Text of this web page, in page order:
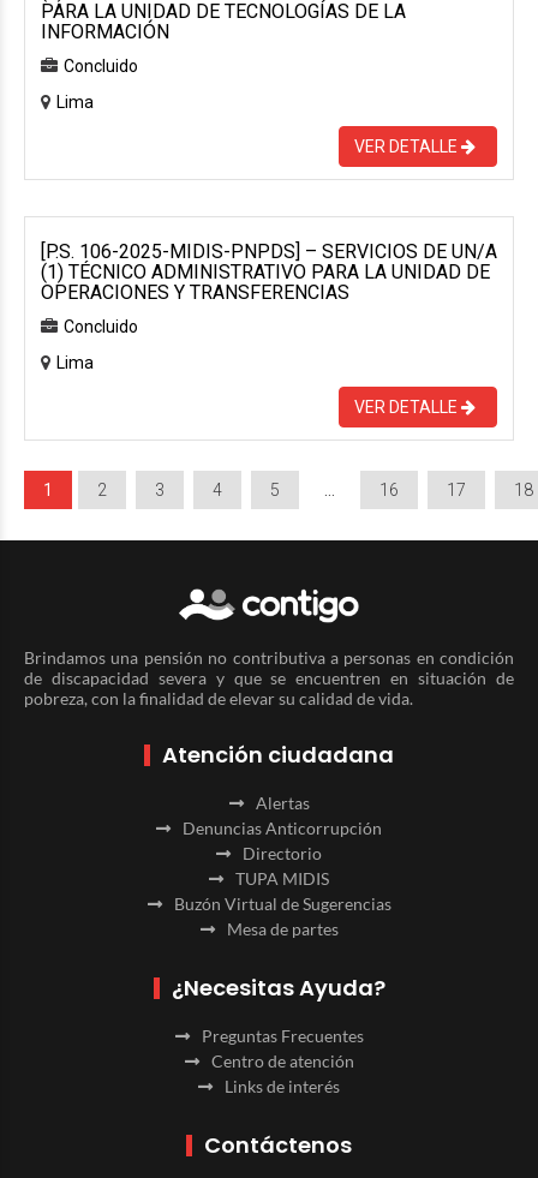
PARA LA UNIDAD DE TECNOLOGÍAS DE LA
INFORMACIÓN
Concluido
Lima
VER DETALLE
[P.S. 106-2025-MIDIS-PNPDS] – SERVICIOS DE UN/A
(1) TÉCNICO ADMINISTRATIVO PARA LA UNIDAD DE
OPERACIONES Y TRANSFERENCIAS
Concluido
Lima
VER DETALLE
1 2 3 4 5 16 17 18
Brindamos una pensión no contributiva a personas en condición
de discapacidad severa y que se encuentren en situación de
pobreza, con la finalidad de elevar su calidad de vida.
Atención ciudadana
Alertas
Denuncias Anticorrupción
Directorio
TUPA MIDIS
Buzón Virtual de Sugerencias
Mesa de partes
¿Necesitas Ayuda?
Preguntas Frecuentes
Centro de atención
Links de interés
Contáctenos